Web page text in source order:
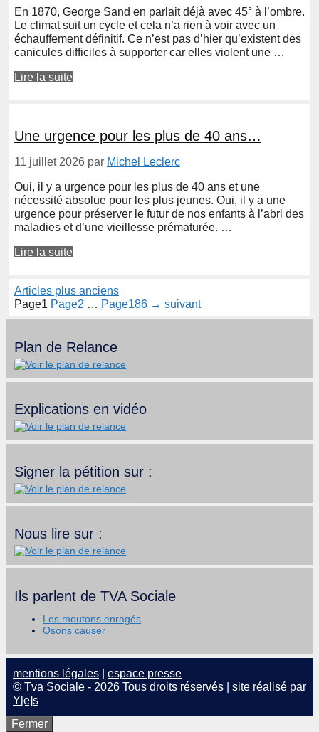
En 1870, George Sand en parlait déjà avec 45° à l’ombre.
Le climat suit un cycle et cela n’a rien à voir avec un
échauffement définitif. Ce n’est pas d’hier qu’existent des
canicules difficiles à supporter car elles violent une …
Lire la suite
Une urgence pour les plus de 40 ans…
11 juillet 2026 par Michel Leclerc
Oui, il y a urgence pour les plus de 40 ans et une
nécessité absolue pour les plus jeunes. Oui, il y a une
urgence pour préserver le futur de nos enfants à l’abri des
maladies et d’une vieillesse prématurée. …
Lire la suite
Articles plus anciens
Page1 Page2 … Page186 → suivant
Plan de Relance
Explications en vidéo
Signer la pétition sur :
Nous lire sur :
Ils parlent de TVA Sociale
Les moutons enragés
Osons causer
mentions légales
espace presse
© Tva Sociale - 2026 Tous droits réservés | site réalisé par
Y[e]s
Fermer